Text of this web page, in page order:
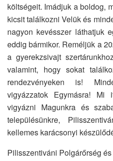
költségeit. Imádjuk a boldog,
kicsit találkozni Velük és
nagyon kevésszer láthatjuk
eddig bármikor. Reméljük a
a gyerekzsivajt
valamint, hogy sokat
rendezvényeken is!
vigyázzatok Egymásra! Mi
vigyázni Magunkra és
településünkre,
kellemes karácsonyi
Pilisszentiváni Polgárőrség